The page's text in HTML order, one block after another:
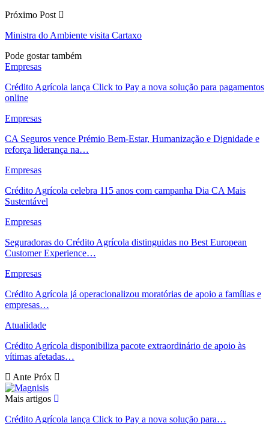
Próximo Post
Ministra do Ambiente visita Cartaxo
Pode gostar também
Empresas
Crédito Agrícola lança Click to Pay a nova solução para pagamentos
online
Empresas
CA Seguros vence Prémio Bem-Estar, Humanização e Dignidade e
reforça liderança na…
Empresas
Crédito Agrícola celebra 115 anos com campanha Dia CA Mais
Sustentável
Empresas
Seguradoras do Crédito Agrícola distinguidas no Best European
Customer Experience…
Empresas
Crédito Agrícola já operacionalizou moratórias de apoio a famílias e
empresas…
Atualidade
Crédito Agrícola disponibiliza pacote extraordinário de apoio às
vítimas afetadas…
Ante Próx
Mais artigos
Crédito Agrícola lança Click to Pay a nova solução para…